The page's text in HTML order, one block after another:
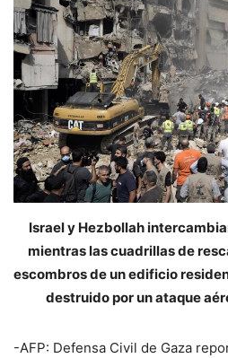
Israel y Hezbollah
mientras las cuadrillas de
escombros de un edificio
destruido por un ataque
-AFP: Defensa Civil de Gaza